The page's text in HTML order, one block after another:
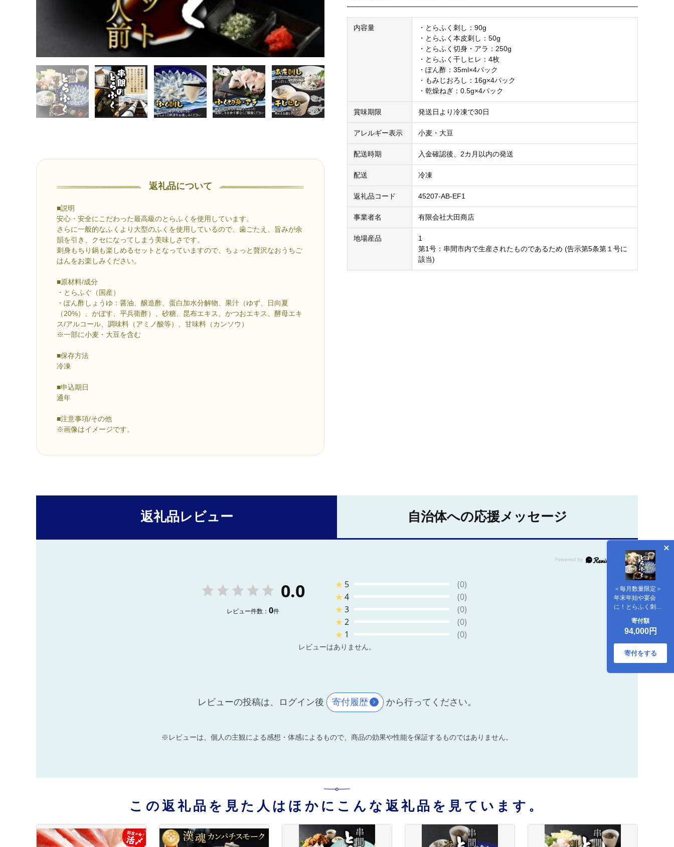
返礼品について
■説明
安心・安全にこだわった最高級のとらふくを使用しています。
さらに一般的なふくより大型のふくを使用しているので、歯ごたえ、旨みが余
韻を引き、クセになってしまう美味しさです。
刺身もちり鍋も楽しめるセットとなっていますので、ちょっと贅沢なおうちご
はんをお楽しみください。
■原材料/成分
・とらふぐ（国産）
・ぽん酢しょうゆ：醤油、醸造酢、蛋白加水分解物、果汁（ゆず、日向夏
（20%）、かぼす、平兵衛酢）、砂糖、昆布エキス、かつおエキス、酵母エキ
ス/アルコール、調味料（アミノ酸等）、甘味料（カンソウ）
※一部に小麦・大豆を含む
■保存方法
冷凍
■申込期日
通年
■注意事項/その他
※画像はイメージです。
＜毎月数量限定＞
年末年始や宴会
に！とらふく刺
(4人前) 国産最高級
とらふく料理をご
自宅で【大田商
店】_K023-002
寄付額
94,000円
寄付をする
内容量
・とらふく刺し：90g
・とらふく本皮刺し：50g
・とらふく切身・アラ：250g
・とらふく干しヒレ：4枚
・ぽん酢：35ml×4パック
・もみじおろし：16g×4パック
・乾燥ねぎ：0.5g×4パック
賞味期限 発送日より冷凍で30日
アレルギー表示 小麦・大豆
配送時期 入金確認後、2カ月以内の発送
配送 冷凍
返礼品コード 45207-AB-EF1
事業者名 有限会社大田商店
地場産品
1
第1号：串間市内で生産されたものであるため (告示第5条第１号に
該当)
返礼品レビュー 自治体への応援メッセージ
0.0
レビュー件数： 0件
★ 5
(0)
★4
(0)
★3
(0)
★2
(0)
★ 1 (0)
レビューはありません。
レビューの投稿は、ログイン後 寄付履歴 から行ってください。
※レビューは、個人の主観による感想・体感によるもので、商品の効果や性能を保証するものではありません。
この返礼品を見た人はほかにこんな返礼品を見ています。